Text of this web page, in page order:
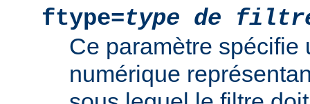
ftype=type de
Ce paramètre spécifie
numérique